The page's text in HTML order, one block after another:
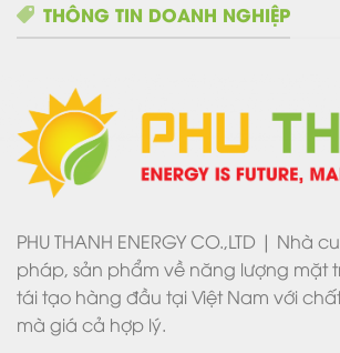
THÔNG TIN DOANH NGHIỆP
PHU THANH ENERGY CO.,LTD | Nhà
pháp, sản phẩm về năng lượng mặt
tái tạo hàng đầu tại Việt Nam với
mà giá cả hợp lý.